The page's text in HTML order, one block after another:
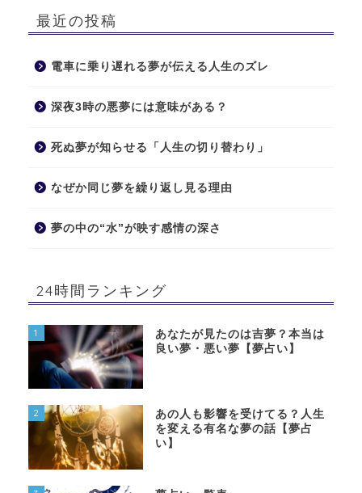
最近の投稿
電車に乗り遅れる夢が伝える人生のズレ
深夜3時の悪夢には意味がある？
死ぬ夢が知らせる「人生の切り替わり」
なぜか同じ夢を繰り返し見る理由
夢の中の“水”が映す感情の深さ
24時間ランキング
1
あなたが見たのは吉夢？本当は
良い夢・悪い夢【夢占い】
2
あの人も影響を受けてる？人生
を変える有名な夢の話【夢占
い】